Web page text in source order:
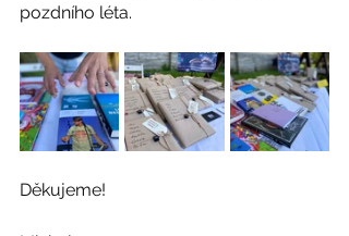
pozdního léta.
Děkujeme!